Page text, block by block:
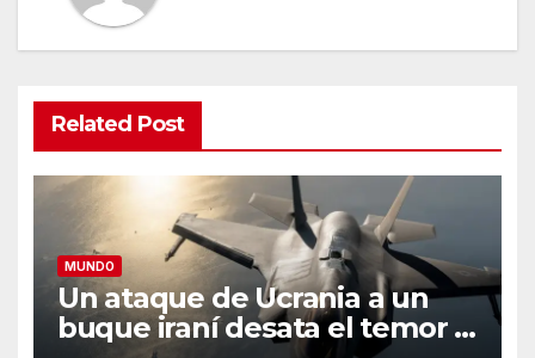
Related Post
MUNDO
Un ataque de Ucrania a un
buque iraní desata el temor a